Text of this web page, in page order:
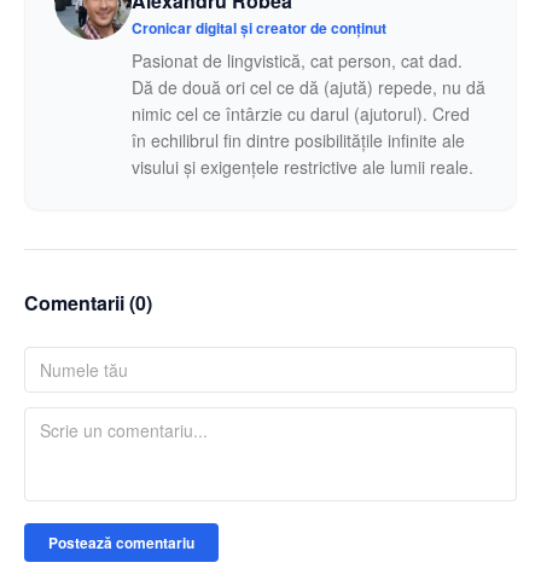
Cronicar digital și creator de conținut
Pasionat de lingvistică, cat person, cat dad.
Dă de două ori cel ce dă (ajută) repede, nu dă
nimic cel ce întârzie cu darul (ajutorul). Cred
în echilibrul fin dintre posibilitățile infinite ale
visului și exigențele restrictive ale lumii reale.
Comentarii (0)
Postează comentariu